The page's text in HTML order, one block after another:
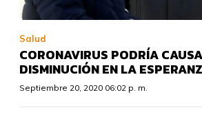
Salud
CORONAVIRUS PODRÍA
DISMINUCIÓN EN LA
Septiembre 20, 2020 06:02 p. m.